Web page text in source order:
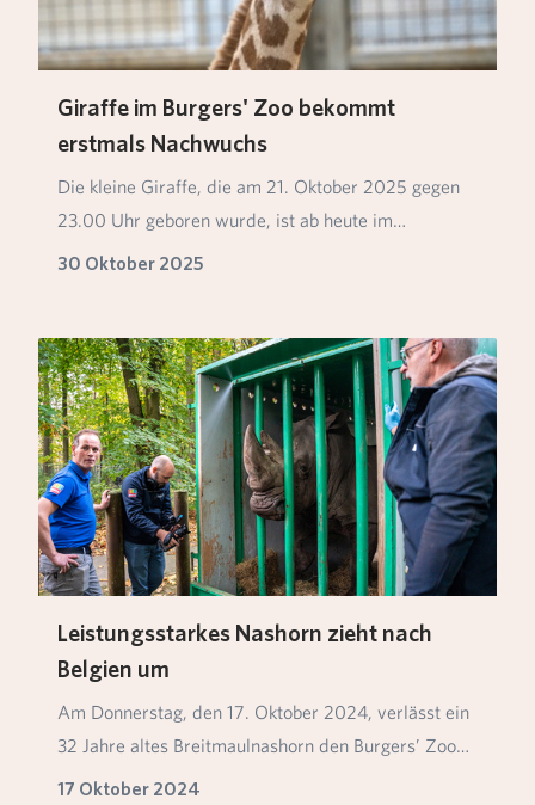
Giraffe im Burgers' Zoo bekommt
erstmals Nachwuchs
Die kleine Giraffe, die am 21. Oktober 2025 gegen
23.00 Uhr geboren wurde, ist ab heute im
Arnheimer…
30 Oktober 2025
Leistungsstarkes Nashorn zieht nach
Belgien um
Am Donnerstag, den 17. Oktober 2024, verlässt ein
32 Jahre altes Breitmaulnashorn den Burgers’ Zoo
i…
17 Oktober 2024